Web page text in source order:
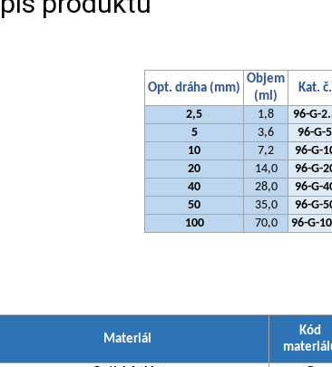
Opt. dráha (mm)
Objem
(ml)
Kat. č.
2,5
1,8 96-G-
5
3,6 96-G-5
10
7,2 96-G-
20
14,0 96-G-
40
28,0 96-G-
50
35,0 96-G-
100
70,0 96-G-
Materiál
Kód